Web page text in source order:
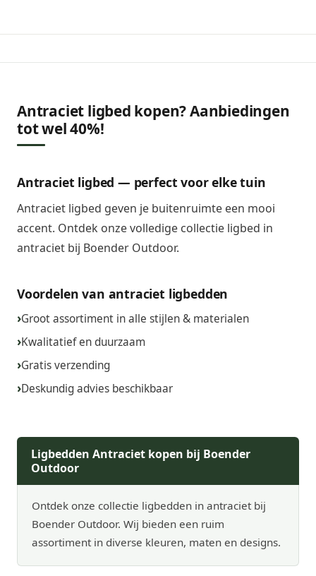
Antraciet ligbed kopen? Aanbiedingen
tot wel 40%!
Antraciet ligbed — perfect voor elke tuin
Antraciet ligbed geven je buitenruimte een mooi
accent. Ontdek onze volledige collectie ligbed in
antraciet bij Boender Outdoor.
Voordelen van antraciet ligbedden
Groot assortiment in alle stijlen & materialen
Kwalitatief en duurzaam
Gratis verzending
Deskundig advies beschikbaar
Ligbedden Antraciet kopen bij Boender
Outdoor
Ontdek onze collectie ligbedden in antraciet bij
Boender Outdoor. Wij bieden een ruim
assortiment in diverse kleuren, maten en designs.